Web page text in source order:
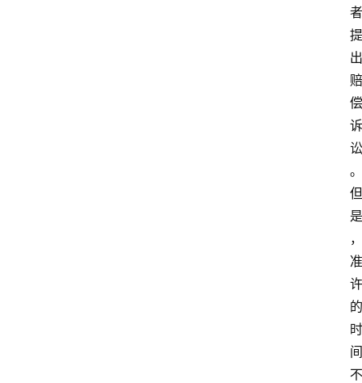
者
提
出
赔
偿
诉
讼
。
但
是
，
准
许
的
时
间
不